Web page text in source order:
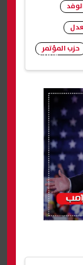
شارك
حزب المؤتمر